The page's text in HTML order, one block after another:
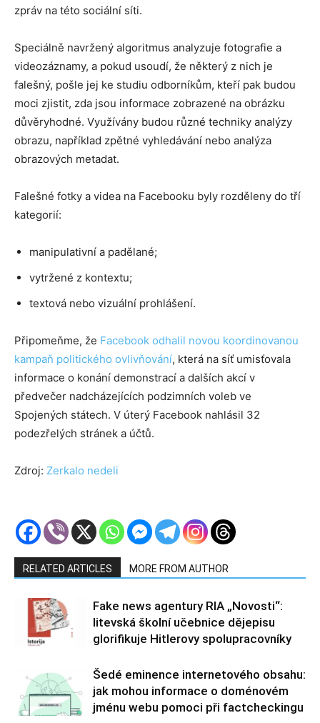
zpráv na této sociální síti.
Speciálně navržený algoritmus analyzuje fotografie a
videozáznamy, a pokud usoudí, že některý z nich je
falešný, pošle jej ke studiu odborníkům, kteří pak budou
moci zjistit, zda jsou informace zobrazené na obrázku
důvěryhodné. Využívány budou různé techniky analýzy
obrazu, například zpětné vyhledávání nebo analýza
obrazových metadat.
Falešné fotky a videa na Facebooku byly rozděleny do tří
kategorií:
manipulativní a padělané;
vytržené z kontextu;
textová nebo vizuální prohlášení.
Připomeňme, že Facebook odhalil novou koordinovanou
kampaň politického ovlivňování, která na síť umisťovala
informace o konání demonstrací a dalších akcí v
předvečer nadcházejících podzimních voleb ve
Spojených státech. V úterý Facebook nahlásil 32
podezřelých stránek a účtů.
Zdroj: Zerkalo nedeli
RELATED ARTICLES MORE FROM AUTHOR
Fake news agentury RIA „Novosti“:
litevská školní učebnice dějepisu
glorifikuje Hitlerovy spolupracovníky
Šedé eminence internetového obsahu:
jak mohou informace o doménovém
jménu webu pomoci při factcheckingu